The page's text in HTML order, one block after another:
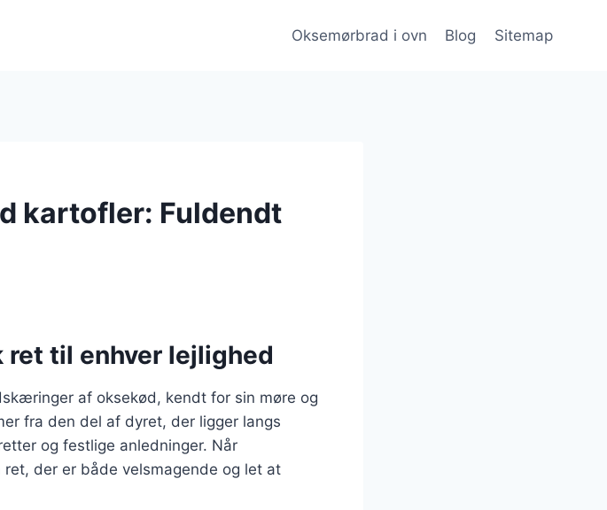
Oksemørbrad i ovn Blog Sitemap
kartofler: Fuldendt
ret til enhver lejlighed
af oksekød, kendt for sin møre og
fra den del af dyret, der ligger langs
og festlige anledninger. Når
der er både velsmagende og let at